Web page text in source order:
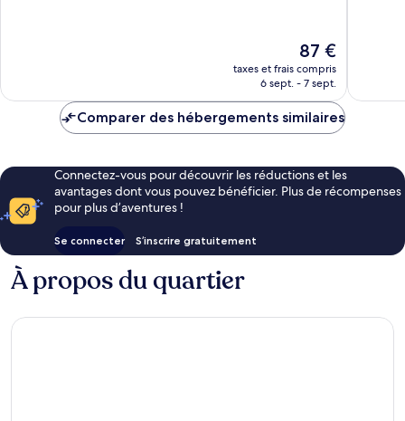
Le
nouveau
prix
de
87 €
taxes et frais compris
6 sept. - 7 sept.
Comparer des hébergements similaires
Connectez-vous pour découvrir les réductions et les
avantages dont vous pouvez bénéficier. Plus de récompenses
pour plus d’aventures !
Se connecter S’inscrire gratuitement
À propos du quartier